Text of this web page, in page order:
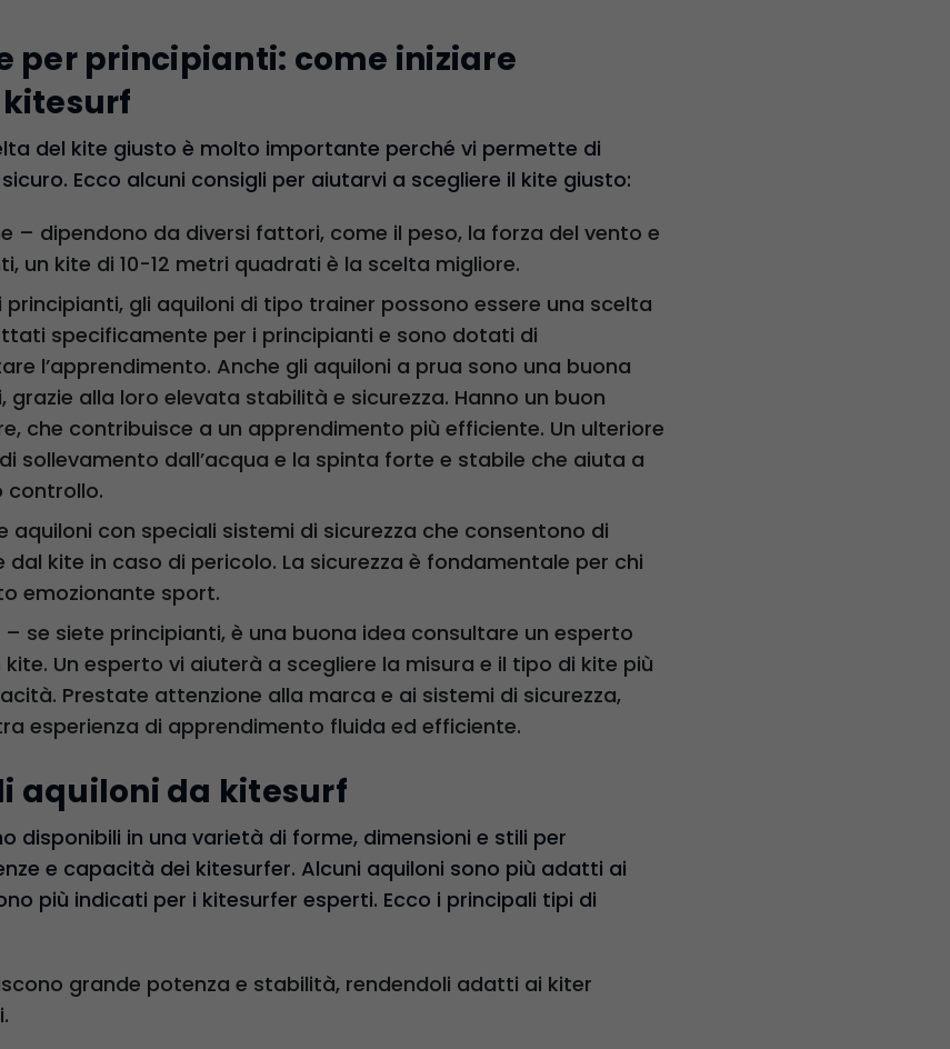
per principianti: come iniziare
del kite giusto è molto importante perché vi permette di
Ecco alcuni consigli per aiutarvi a scegliere il kite giusto:
– dipendono da diversi fattori, come il peso, la forza del vento e
un kite di 10-12 metri quadrati è la scelta migliore.
principianti, gli aquiloni di tipo trainer possono essere una scelta
specificamente per i principianti e sono dotati di
l’apprendimento. Anche gli aquiloni a prua sono una buona
grazie alla loro elevata stabilità e sicurezza. Hanno un buon
che contribuisce a un apprendimento più efficiente. Un ulteriore
sollevamento dall’acqua e la spinta forte e stabile che aiuta a
controllo.
aquiloni con speciali sistemi di sicurezza che consentono di
kite in caso di pericolo. La sicurezza è fondamentale per chi
emozionante sport.
se siete principianti, è una buona idea consultare un esperto
Un esperto vi aiuterà a scegliere la misura e il tipo di kite più
Prestate attenzione alla marca e ai sistemi di sicurezza,
esperienza di apprendimento fluida ed efficiente.
aquiloni da kitesurf
disponibili in una varietà di forme, dimensioni e stili per
e capacità dei kitesurfer. Alcuni aquiloni sono più adatti ai
più indicati per i kitesurfer esperti. Ecco i principali tipi di
grande potenza e stabilità, rendendoli adatti ai kiter